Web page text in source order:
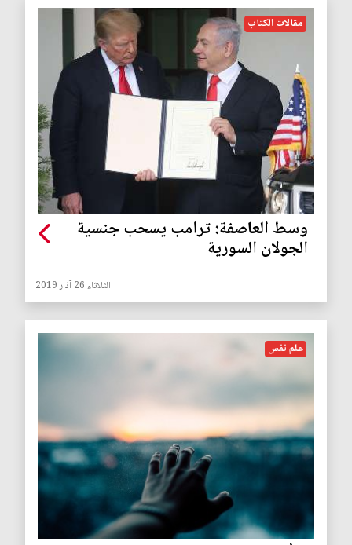
مقالات الكتاب
وسط العاصفة: ترامب يسحب جنسية
الجولان السورية
الثلاثاء 26 آذار 2019
علم نفس